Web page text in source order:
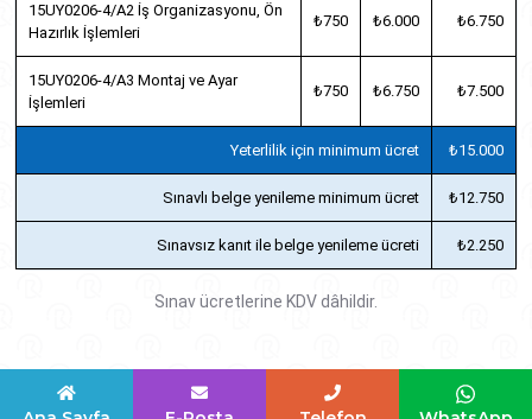
15UY0206-4/A2 İş Organizasyonu, Ön
Hazırlık İşlemleri
₺750 ₺6.000 ₺6.750
15UY0206-4/A3 Montaj ve Ayar
İşlemleri
₺750 ₺6.750 ₺7.500
Yeterlilik için minimum ücret ₺15.000
Sınavlı belge yenileme minimum ücret ₺12.750
Sınavsız kanıt ile belge yenileme ücreti ₺2.250
Sınav ücretlerine KDV dâhildir.